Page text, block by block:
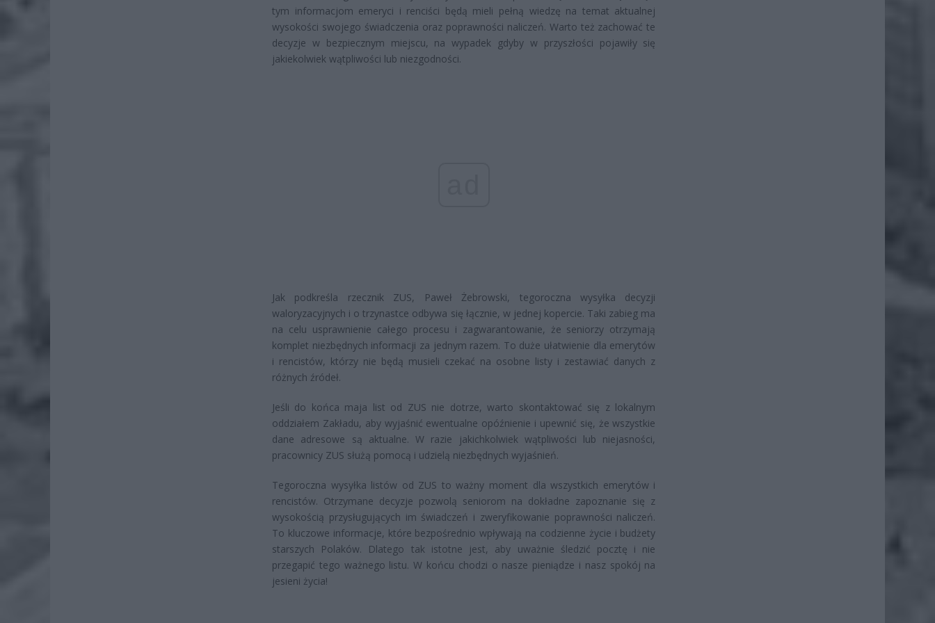
tym informacjom emeryci i renciści będą mieli pełną wiedzę na temat aktualnej
wysokości swojego świadczenia oraz poprawności naliczeń. Warto też zachować te
decyzje w bezpiecznym miejscu, na wypadek gdyby w przyszłości pojawiły się
jakiekolwiek wątpliwości lub niezgodności.
Jak podkreśla rzecznik ZUS, Paweł Żebrowski, tegoroczna wysyłka decyzji
waloryzacyjnych i o trzynastce odbywa się łącznie, w jednej kopercie. Taki zabieg ma
na celu usprawnienie całego procesu i zagwarantowanie, że seniorzy otrzymają
komplet niezbędnych informacji za jednym razem. To duże ułatwienie dla emerytów
i rencistów, którzy nie będą musieli czekać na osobne listy i zestawiać danych z
różnych źródeł.
Jeśli do końca maja list od ZUS nie dotrze, warto skontaktować się z lokalnym
oddziałem Zakładu, aby wyjaśnić ewentualne opóźnienie i upewnić się, że wszystkie
dane adresowe są aktualne. W razie jakichkolwiek wątpliwości lub niejasności,
pracownicy ZUS służą pomocą i udzielą niezbędnych wyjaśnień.
Tegoroczna wysyłka listów od ZUS to ważny moment dla wszystkich emerytów i
rencistów. Otrzymane decyzje pozwolą seniorom na dokładne zapoznanie się z
wysokością przysługujących im świadczeń i zweryfikowanie poprawności naliczeń.
To kluczowe informacje, które bezpośrednio wpływają na codzienne życie i budżety
starszych Polaków. Dlatego tak istotne jest, aby uważnie śledzić pocztę i nie
przegapić tego ważnego listu. W końcu chodzi o nasze pieniądze i nasz spokój na
jesieni życia!